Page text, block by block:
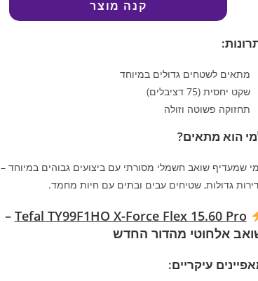
קנה מוצר
מתאים לשטחים גדולים במיוחד
שקט יחסית (75 דציבלים)
תחזוקה פשוטה וזולה
הוא מתאים?
שמעדיף שואב חשמלי מסורתי עם ביצועים גבוהים במיוחד –
גדולות, שטיחים עבים ובתים עם חיות מחמד.
Tefal TY99F1HO X-Force Flex 15.60 Pro
–
אלחוטי מהדור החדש
עיקריים: